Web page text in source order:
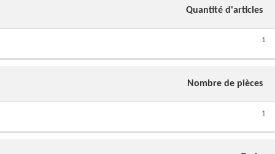
Quantité d'articles
1
Nombre de pièces
1